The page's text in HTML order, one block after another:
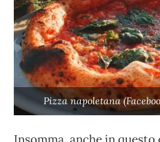
Pizza napoletana